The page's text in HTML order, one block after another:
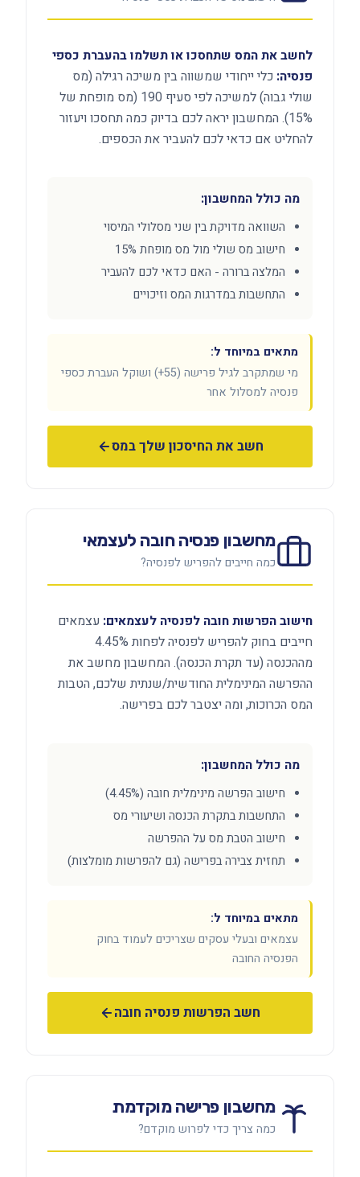
לחשב את המס שתחסכו או תשלמו בהעברת כספי
פנסיה: כלי ייחודי שמשווה בין משיכה רגילה (מס
שולי גבוה) למשיכה לפי סעיף 190 (מס מופחת של
15%). המחשבון יראה לכם בדיוק כמה תחסכו ויעזור
להחליט אם כדאי לכם להעביר את הכספים.
מה כולל המחשבון:
השוואה מדויקת בין שני מסלולי המיסוי
חישוב מס שולי מול מס מופחת 15%
המלצה ברורה - האם כדאי לכם להעביר
התחשבות במדרגות המס וזיכויים
מתאים במיוחד ל:
מי שמתקרב לגיל פרישה (55+) ושוקל העברת כספי
פנסיה למסלול אחר
חשב את החיסכון שלך במס
מחשבון פנסיה חובה לעצמאי
כמה חייבים להפריש לפנסיה?
חישוב הפרשות חובה לפנסיה לעצמאים: עצמאים
חייבים בחוק להפריש לפנסיה לפחות 4.45%
מההכנסה (עד תקרת הכנסה). המחשבון מחשב את
ההפרשה המינימלית החודשית/שנתית שלכם, הטבות
המס הכרוכות, ומה יצטבר לכם בפרישה.
מה כולל המחשבון:
חישוב הפרשה מינימלית חובה (4.45%)
התחשבות בתקרת הכנסה ושיעורי מס
חישוב הטבת מס על ההפרשה
תחזית צבירה בפרישה (גם להפרשות מומלצות)
מתאים במיוחד ל:
עצמאים ובעלי עסקים שצריכים לעמוד בחוק
הפנסיה החובה
חשב הפרשות פנסיה חובה
מחשבון פרישה מוקדמת
כמה צריך כדי לפרוש מוקדם?